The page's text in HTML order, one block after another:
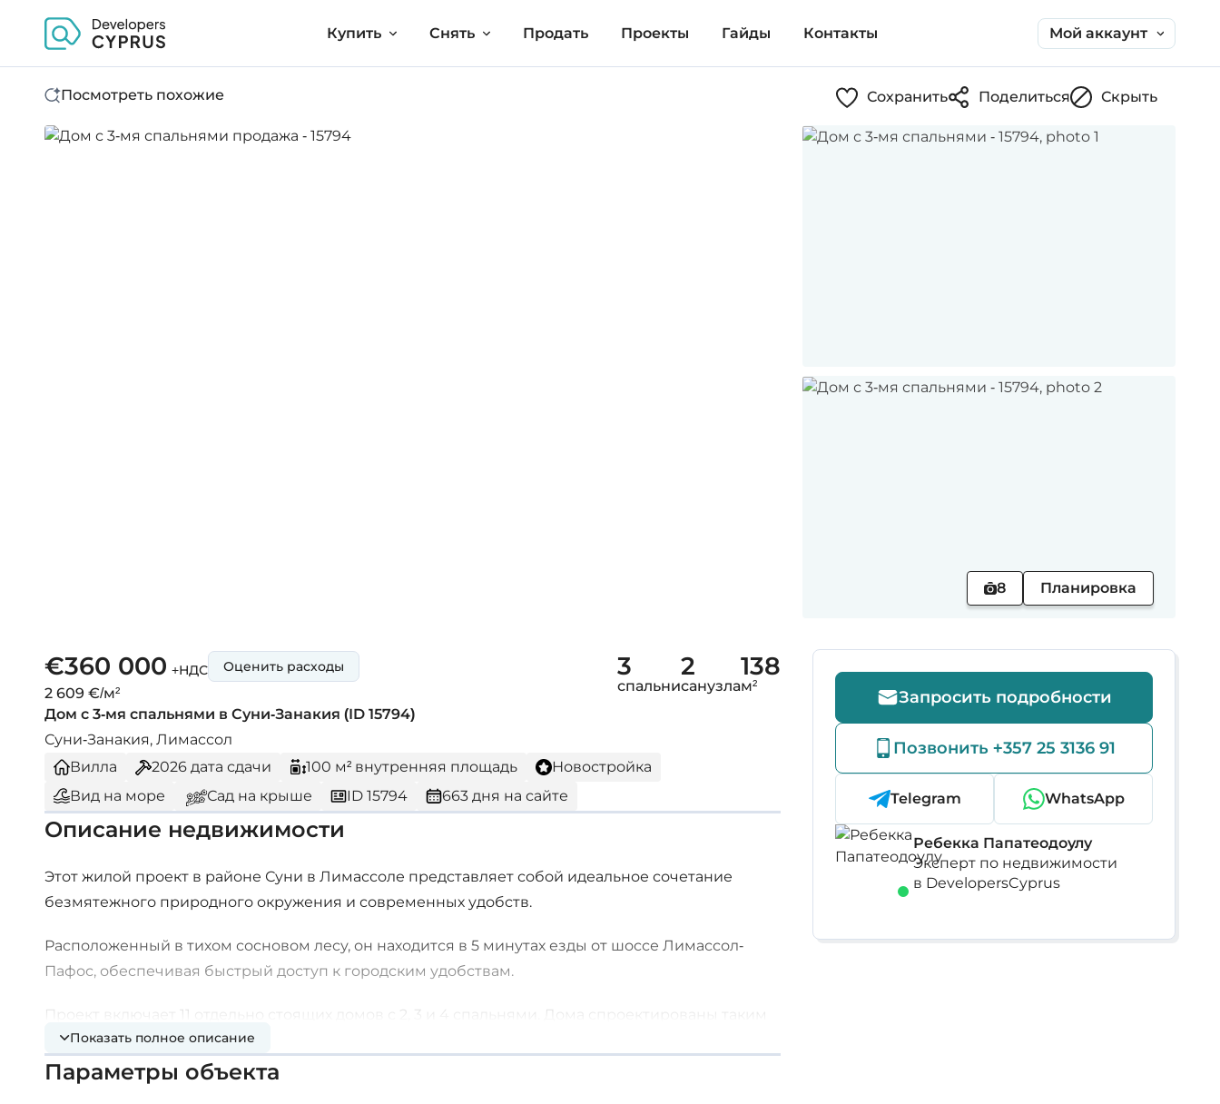
Купить Снять Продать Проекты Гайды Контакты Мой аккаунт
Посмотреть похожие Сохранить Поделиться Скрыть
8 Планировка
€360 000 +НДС
2 609 €/м²
Оценить расходы 3
спальни
2
санузла
138
м²
Дом с 3-мя спальнями в Суни-Занакия (ID 15794)
Суни-Занакия, Лимассол
Вилла
2026 дата сдачи 100 м² внутренняя площадь
Новостройка
Вид на море
Сад на крыше ID 15794 663 дня на сайте
Описание недвижимости
Этот жилой проект в районе Суни в Лимассоле представляет собой идеальное сочетание
безмятежного природного окружения и современных удобств.
Расположенный в тихом сосновом лесу, он находится в 5 минутах езды от шоссе Лимассол-
Пафос, обеспечивая быстрый доступ к городским удобствам.
Проект включает 11 отдельно стоящих домов с 2, 3 и 4 спальнями. Дома спроектированы таким
образом, чтобы вписываться в живописные окрестности, предлагая частичный вид на море,
который дополняет природную красоту района. Выбирайте дополнительные возможности,
Показать полное описание
Параметры объекта
Запросить подробности
Позвонить +357 25 3136 91
Telegram WhatsApp
Ребекка Папатеодоулу
Эксперт по недвижимости
в DevelopersCyprus